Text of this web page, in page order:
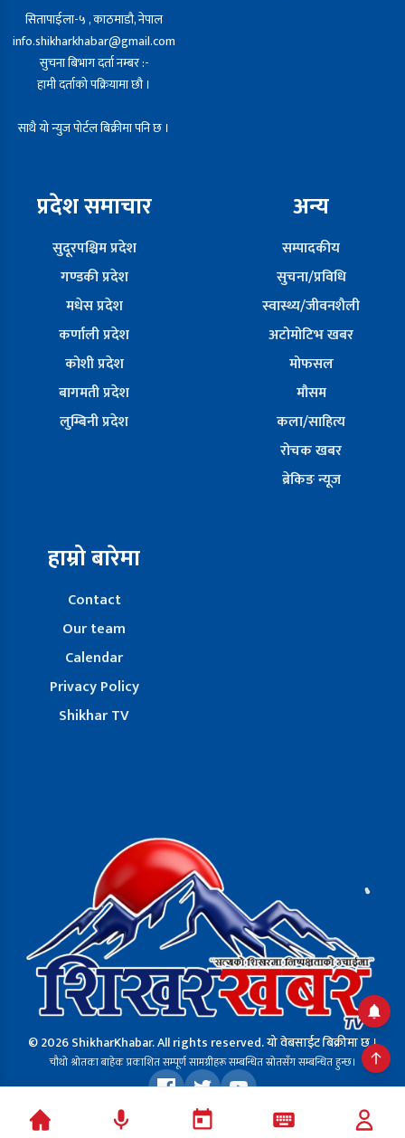
सितापाईला-५ , काठमाडौ, नेपाल
info.shikharkhabar@gmail.com
सुचना बिभाग दर्ता नम्बर :-
हामी दर्ताको पक्रियामा छौ ।
साथै यो न्युज पोर्टल बिक्रीमा पनि छ ।
प्रदेश समाचार
सुदूरपश्चिम प्रदेश
गण्डकी प्रदेश
मधेस प्रदेश
कर्णाली प्रदेश
कोशी प्रदेश
बागमती प्रदेश
लुम्बिनी प्रदेश
अन्य
सम्पादकीय
सुचना/प्रविधि
स्वास्थ्य/जीवनशैली
अटोमोटिभ खबर
मोफसल
मौसम
कला/साहित्य
रोचक खबर
ब्रेकिङ न्यूज
हाम्रो बारेमा
Contact
Our team
Calendar
Privacy Policy
Shikhar TV
© 2026 ShikharKhabar. All rights reserved. यो वेबसाईट बिक्रीमा छ ।
चौथो श्रोतका बाहेक प्रकाशित सम्पूर्ण सामग्रीहरू सम्बन्धित स्रोतसँग सम्बन्धित हुन्छ।